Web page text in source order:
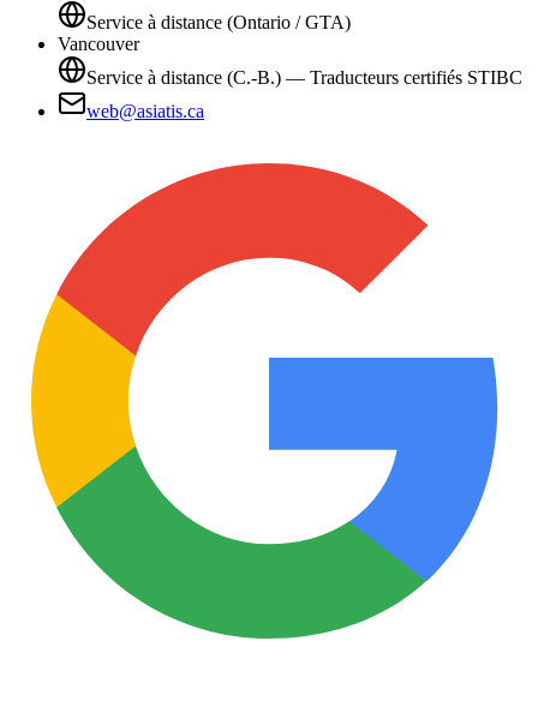
Service à distance (Ontario / GTA)
Vancouver
Service à distance (C.-B.) — Traducteurs certifiés STIBC
web@asiatis.ca